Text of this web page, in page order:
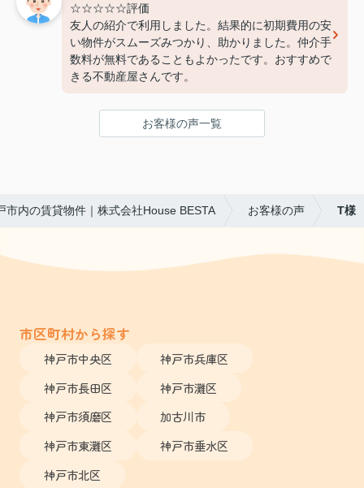
☆☆☆☆☆評価
友人の紹介で利用しました。結果的に初期費用の安
い物件がスムーズみつかり、助かりました。仲介手
数料が無料であることもよかったです。おすすめで
きる不動産屋さんです。
お客様の声一覧
市内の賃貸物件｜株式会社House BESTA お客様の声 T様
市区町村から探す
神戸市中央区
神戸市兵庫区
神戸市長田区
神戸市灘区
神戸市須磨区
加古川市
神戸市東灘区
神戸市垂水区
神戸市北区